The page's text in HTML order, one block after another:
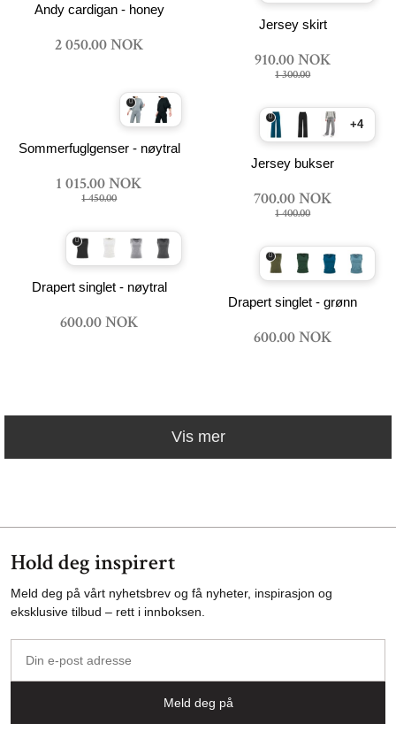
Andy cardigan - honey
2 050.00 NOK
Jersey skirt
910.00 NOK
1 300.00
Sommerfuglgenser - nøytral
1 015.00 NOK
1 450.00
+4
Jersey bukser
700.00 NOK
1 400.00
Drapert singlet - nøytral
600.00 NOK
Drapert singlet - grønn
600.00 NOK
Vis mer
Hold deg inspirert
Meld deg på vårt nyhetsbrev og få nyheter, inspirasjon og
eksklusive tilbud – rett i innboksen.
post
Meld deg på